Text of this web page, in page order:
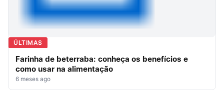
ÚLTIMAS
Farinha de beterraba: conheça os benefícios e
como usar na alimentação
6 meses ago